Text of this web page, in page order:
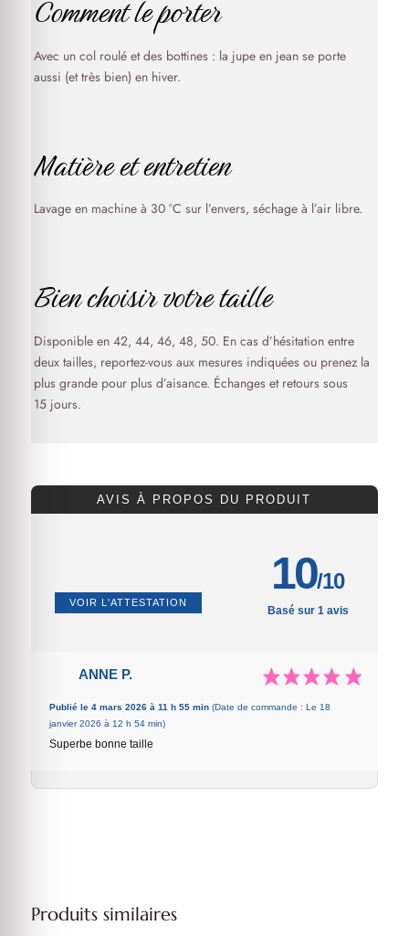
Comment le porter
Avec un col roulé et des bottines : la jupe en jean se porte
aussi (et très bien) en hiver.
Matière et entretien
Lavage en machine à 30 °C sur l’envers, séchage à l’air libre.
Bien choisir votre taille
Disponible en 42, 44, 46, 48, 50. En cas d’hésitation entre
deux tailles, reportez-vous aux mesures indiquées ou prenez la
plus grande pour plus d’aisance. Échanges et retours sous
15 jours.
AVIS À PROPOS DU PRODUIT
VOIR L'ATTESTATION
10/10
Basé sur 1 avis
ANNE P.
Publié le 4 mars 2026 à 11 h 55 min (Date de commande : Le 18
janvier 2026 à 12 h 54 min)
Superbe bonne taille
Produits similaires